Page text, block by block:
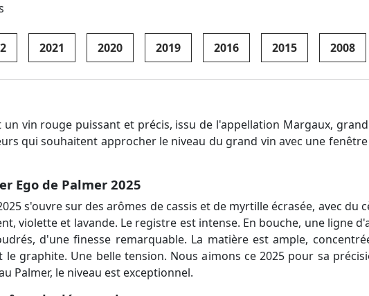
2021 2020 2019 2016 2015 2008
un vin rouge puissant et précis, issu de l'appellation Margaux,
qui souhaitent approcher le niveau du grand vin avec une
Ego de Palmer 2025
s'ouvre sur des arômes de cassis et de myrtille écrasée, avec du
violette et lavande. Le registre est intense. En bouche, une ligne
d'une finesse remarquable. La matière est ample,
le graphite. Une belle tension. Nous aimons ce 2025 pour sa
Palmer, le niveau est exceptionnel.